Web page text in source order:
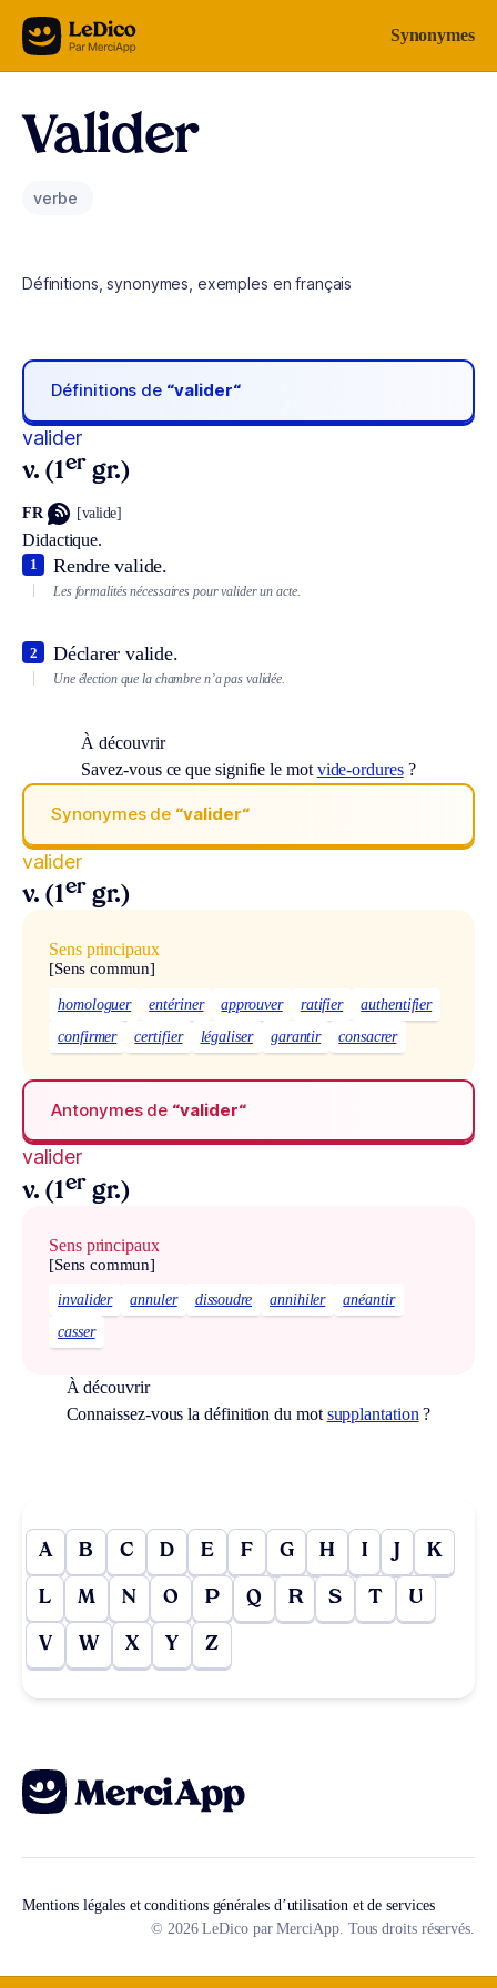
Aller au contenu Synonymes
Valider
verbe
Définitions, synonymes, exemples en français
Définitions de “valider“
valider
v. (1er gr.)
FR [valide]
Didactique.
Rendre valide.
1
Les formalités nécessaires pour valider un acte.
Déclarer valide.
2
Une élection que la chambre n’a pas validée.
À découvrir
Savez-vous ce que signifie le mot vide-ordures?
Synonymes de “valider“
valider
v. (1er gr.)
Sens principaux
[Sens commun]
homologuer entériner approuver ratifier
authentifier
confirmer
certifier légaliser garantir consacrer
Antonymes de “valider“
valider
v. (1er gr.)
Sens principaux
[Sens commun]
invalider annuler dissoudre annihiler
anéantir
casser
À découvrir
Connaissez-vous la définition du motsupplantation?
A B C D E F G H I J K
L M N O P Q R S T U
V W X Y Z
Mentions légales et conditions générales d’utilisation et de services
© 2026 LeDico par MerciApp. Tous droits réservés.